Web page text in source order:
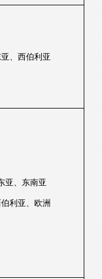
亚、西伯利亚
亚、东南亚
利亚、欧洲